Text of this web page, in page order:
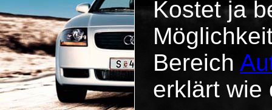
Kostet ja
Bereich
erklärt wie